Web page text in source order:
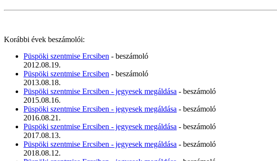
Korábbi évek beszámolói:
Püspöki szentmise Ercsiben - beszámoló
2012.08.19.
Püspöki szentmise Ercsiben - beszámoló
2013.08.18.
Püspöki szentmise Ercsiben - jegyesek megáldása - beszámoló
2015.08.16.
Püspöki szentmise Ercsiben - jegyesek megáldása - beszámoló
2016.08.21.
Püspöki szentmise Ercsiben - jegyesek megáldása - beszámoló
2017.08.13.
Püspöki szentmise Ercsiben - jegyesek megáldása - beszámoló
2018.08.12.